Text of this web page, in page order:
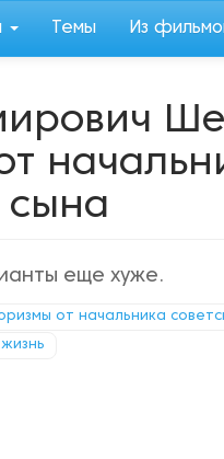
Темы Из
сына
еще хуже.
от начальника
жизнь